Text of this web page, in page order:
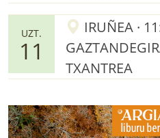
UZT.
11
IRUÑEA ·
TXANTREA